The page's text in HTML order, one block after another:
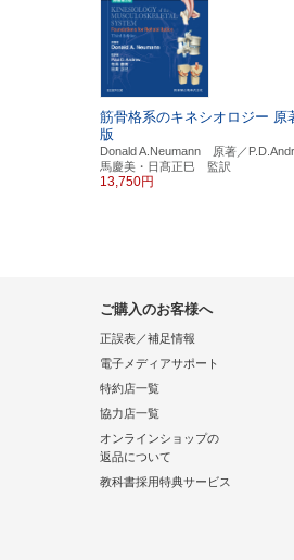
筋骨格系のキネシオロジー 原
版
Donald A.Neumann 原著／
馬慶美・日髙正巳 監訳
13,750円
ご購入のお客様へ
正誤表／補足情報
電子メディアサポート
特約店一覧
協力店一覧
オンラインショップの
返品について
教科書採用特典サービス